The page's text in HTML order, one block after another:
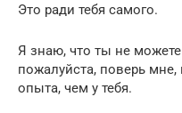
Это ради тебя самого.
Я знаю, что ты не можете
пожалуйста, поверь
опыта, чем у тебя.